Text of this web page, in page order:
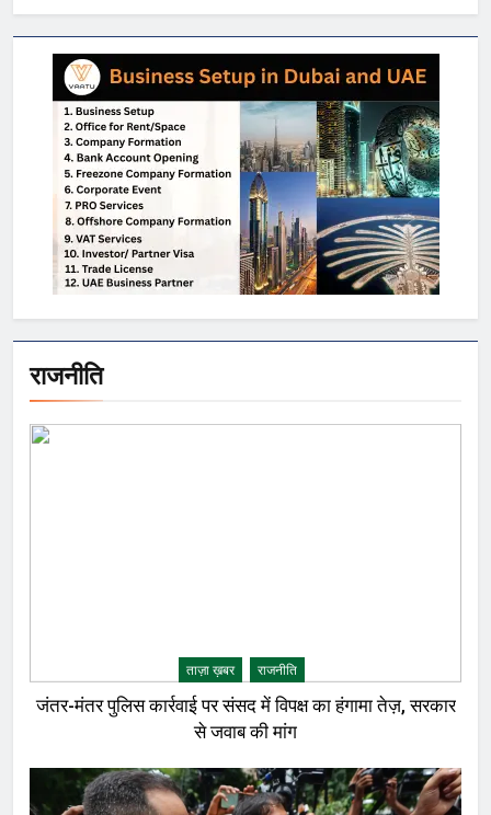
राजनीति
ताज़ा ख़बर राजनीति
जंतर-मंतर पुलिस कार्रवाई पर संसद में विपक्ष का हंगामा तेज़, सरकार
से जवाब की मांग